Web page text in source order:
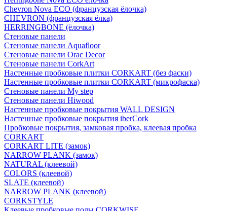
Chevron Nova ECO (французская ёлочка)
CHEVRON (французская ёлка)
HERRINGBONE (ёлочка)
Стеновые панели
Стеновые панели Aquafloor
Стеновые панели Orac Decor
Стеновые панели CorkArt
Настенные пробковые плитки CORKART (без фаски)
Настенные пробковые плитки CORKART (микрофаска)
Стеновые панели My step
Стеновые панели Hiwood
Настенные пробковые покрытия WALL DESIGN
Настенные пробковые покрытия iberCork
Пробковые покрытия, замковая пробка, клеевая пробка
CORKART
CORKART LITE (замок)
NARROW PLANK (замок)
NATURAL (клеевой)
COLORS (клеевой)
SLATE (клеевой)
NARROW PLANK (клеевой)
CORKSTYLE